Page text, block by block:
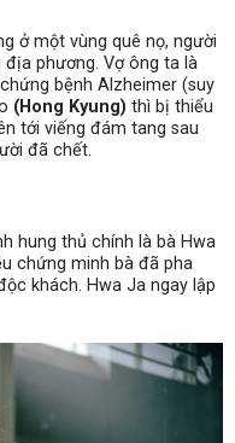
ở một vùng quê nọ, người
phương. Vợ ông ta là
bệnh Alzheimer (suy
(Hong Kyung) thì bị thiểu
tới viếng đám tang sau
đã chết.
hung thủ chính là bà Hwa
chứng minh bà đã pha
khách. Hwa Ja ngay lập